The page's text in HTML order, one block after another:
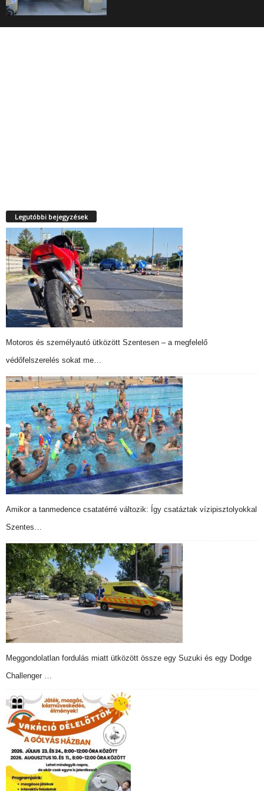
Legutóbbi bejegyzések
Motoros és személyautó ütközött Szentesen – a megfelelő
védőfelszerelés sokat me…
Amikor a tanmedence csatatérré változik: Így csatáztak vízipisztolyokkal
Szentes…
Meggondolatlan fordulás miatt ütközött össze egy Suzuki és egy Dodge
Challenger …